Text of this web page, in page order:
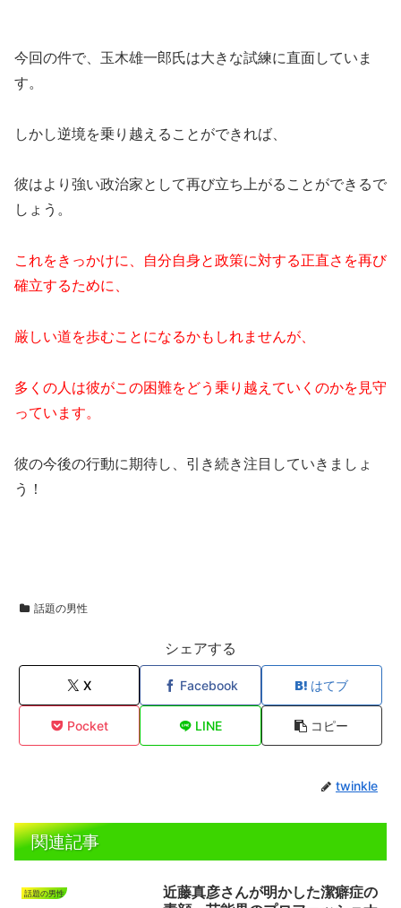
今回の件で、玉木雄一郎氏は大きな試練に直面していま
す。
しかし逆境を乗り越えることができれば、
彼はより強い政治家として再び立ち上がることができるで
しょう。
これをきっかけに、自分自身と政策に対する正直さを再び
確立するために、
厳しい道を歩むことになるかもしれませんが、
多くの人は彼がこの困難をどう乗り越えていくのかを見守
っています。
彼の今後の行動に期待し、引き続き注目していきましょ
う！
話題の男性
シェアする
X Facebook はてブ
Pocket LINE コピー
twinkle
関連記事
話題の男性
近藤真彦さんが明かした潔癖症の